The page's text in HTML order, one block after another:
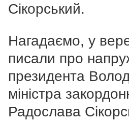
Сікорський.
Нагадаємо, у
писали про
президента
міністра
Радослава